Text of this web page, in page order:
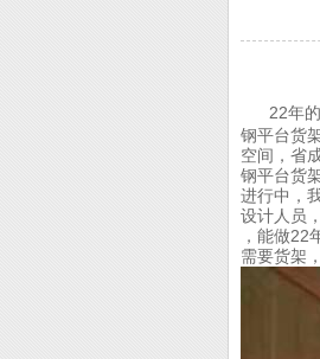
22年的
钢平台货
空间，省
钢平台货
进行中，
设计人员
，能做22
需要货架